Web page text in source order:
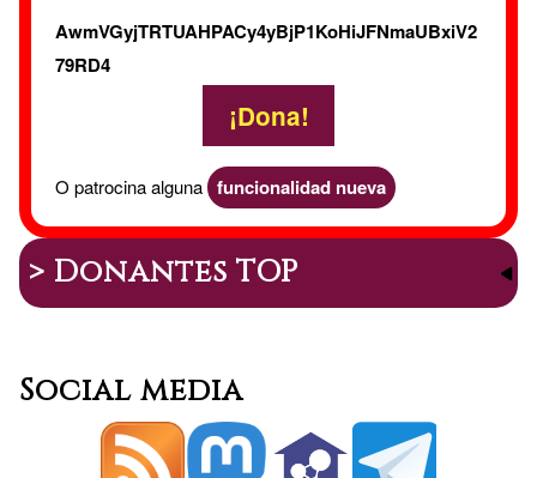
AwmVGyjTRTUAHPACy4yBjP1KoHiJFNmaUBxiV2
79RD4
¡Dona!
O patrocina alguna funcionalidad nueva
> Donantes TOP
Social media